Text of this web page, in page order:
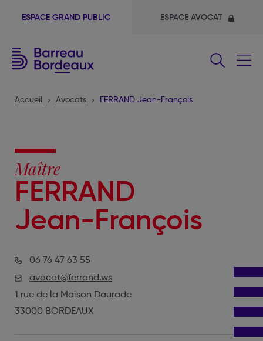
ESPACE GRAND PUBLIC ESPACE AVOCAT
Accueil Avocats FERRAND Jean-François
Maître
FERRAND
Jean-François
06 76 47 63 55
avocat@ferrand.ws
1 rue de la Maison Daurade
33000 BORDEAUX